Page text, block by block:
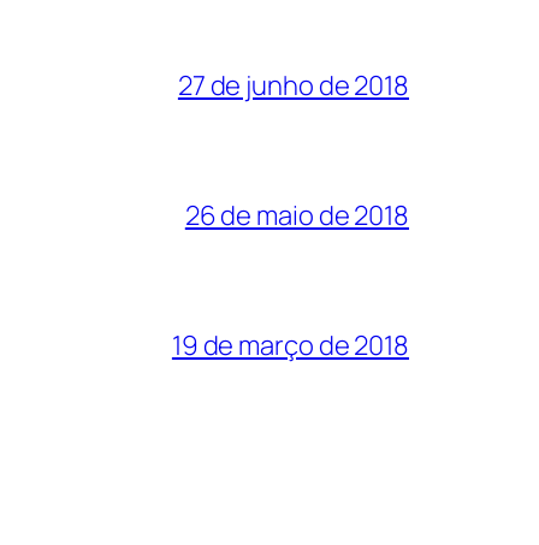
27 de junho de 2018
26 de maio de 2018
19 de março de 2018